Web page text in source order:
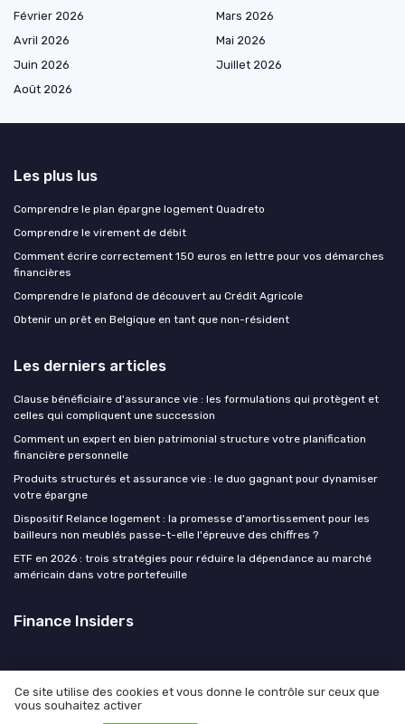
Février 2026
Mars 2026
Avril 2026
Mai 2026
Juin 2026
Juillet 2026
Août 2026
Les plus lus
Comprendre le plan épargne logement Quadreto
Comprendre le virement de débit
Comment écrire correctement 150 euros en lettre pour vos démarches
financières
Comprendre le plafond de découvert au Crédit Agricole
Obtenir un prêt en Belgique en tant que non-résident
Les derniers articles
Clause bénéficiaire d'assurance vie : les formulations qui protègent et
celles qui compliquent une succession
Comment un expert en bien patrimonial structure votre planification
financière personnelle
Produits structurés et assurance vie : le duo gagnant pour dynamiser
votre épargne
Dispositif Relance logement : la promesse d'amortissement pour les
bailleurs non meublés passe-t-elle l'épreuve des chiffres ?
ETF en 2026 : trois stratégies pour réduire la dépendance au marché
américain dans votre portefeuille
Finance Insiders
Mentions légales
Ce site utilise des cookies et vous donne le contrôle sur ceux que
vous souhaitez activer